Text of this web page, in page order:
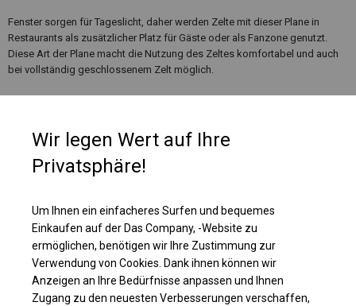
Fenster sorgen für Tageslicht, daher werden Zelte mit dieser Plane in
Restaurants als zusätzlicher Platz für Gäste oder als Fanzone genutzt.
Diese Art der Plane macht die Nutzung des Zeltes komfortabel und auch
bei vollständig geschlossenem Zelt möglich.
Plane ändern
KONSTRUKTION
SUMMER
Wir legen Wert auf Ihre
Privatsphäre!
Um Ihnen ein einfacheres Surfen und bequemes
Einkaufen auf der Das Company, -Website zu
ermöglichen, benötigen wir Ihre Zustimmung zur
Verwendung von Cookies. Dank ihnen können wir
Anzeigen an Ihre Bedürfnisse anpassen und Ihnen
Zugang zu den neuesten Verbesserungen verschaffen,